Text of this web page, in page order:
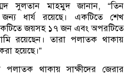
সুলতান মাহমুদ জানান, “তিন
জন্য ধার্য রয়েছে। একটিতে শেখ
জয়সহ ১৭ জন এবং অপরটিতে
রয়েছেন। তারা পলাতক থাকায়
হয়েছে।”
পলাতক থাকায় সাক্ষীদের জেরার